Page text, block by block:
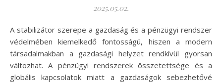
2025.05.02.
A stabilizátor szerepe a gazdaság és a pénzügyi rendszer
védelmében kiemelkedő fontosságú, hiszen a modern
társadalmakban a gazdasági helyzet rendkívül gyorsan
változhat. A pénzügyi rendszerek összetettsége és a
globális kapcsolatok miatt a gazdaságok sebezhetővé